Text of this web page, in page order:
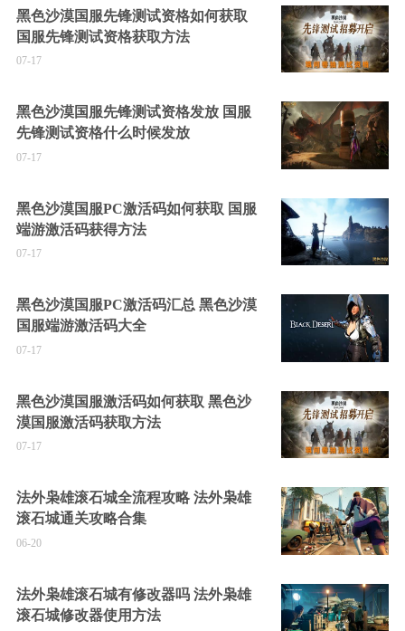
黑色沙漠国服先锋测试资格如何获取
国服先锋测试资格获取方法
07-17
黑色沙漠国服先锋测试资格发放 国服
先锋测试资格什么时候发放
07-17
黑色沙漠国服PC激活码如何获取 国服
端游激活码获得方法
07-17
黑色沙漠国服PC激活码汇总 黑色沙漠
国服端游激活码大全
07-17
黑色沙漠国服激活码如何获取 黑色沙
漠国服激活码获取方法
07-17
法外枭雄滚石城全流程攻略 法外枭雄
滚石城通关攻略合集
06-20
法外枭雄滚石城有修改器吗 法外枭雄
滚石城修改器使用方法